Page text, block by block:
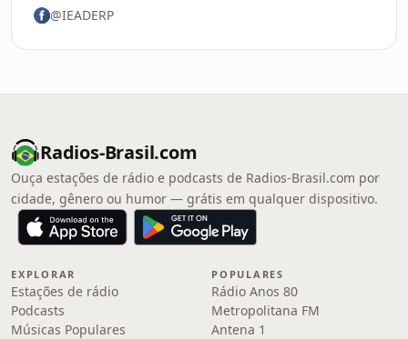
@IEADERP
Radios-Brasil.com
Ouça estações de rádio e podcasts de Radios-Brasil.com por
cidade, gênero ou humor — grátis em qualquer dispositivo.
EXPLORAR
Estações de rádio
Podcasts
Músicas Populares
POPULARES
Rádio Anos 80
Metropolitana FM
Antena 1